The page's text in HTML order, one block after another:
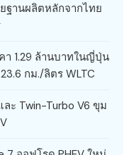
ฐานผลิตหลักจากไทย
า 1.29 ล้านบาทในญี่ปุ่น
กม./ลิตร WLTC
ละ Twin-Turbo V6 ขุม